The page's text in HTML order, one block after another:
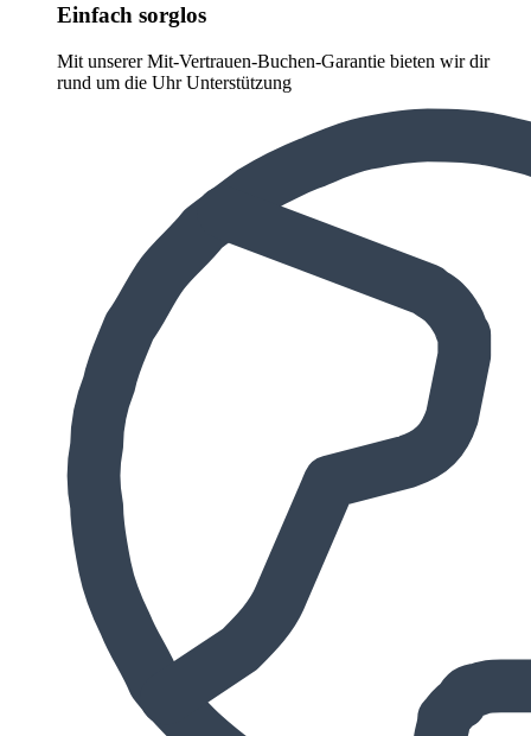
Einfach sorglos
Mit unserer Mit-Vertrauen-Buchen-Garantie bieten wir dir
rund um die Uhr Unterstützung